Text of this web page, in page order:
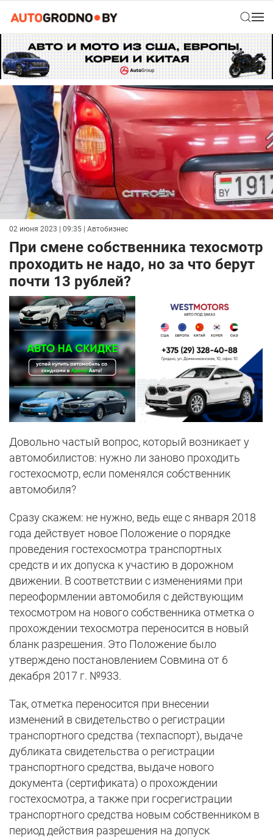
02 июня 2023 | 09:35 | Автобизнес
При смене собственника техосмотр
проходить не надо, но за что берут
почти 13 рублей?
Довольно частый вопрос, который возникает у
автомобилистов: нужно ли заново проходить
гостехосмотр, если поменялся собственник
автомобиля?
Сразу скажем: не нужно, ведь еще с января 2018
года действует новое Положение о порядке
проведения гостехосмотра транспортных
средств и их допуска к участию в дорожном
движении. В соответствии с изменениями при
переоформлении автомобиля с действующим
техосмотром на нового собственника отметка о
прохождении техосмотра переносится в новый
бланк разрешения. Это Положение было
утверждено постановлением Совмина от 6
декабря 2017 г. №933.
Так, отметка переносится при внесении
изменений в свидетельство о регистрации
транспортного средства (техпаспорт), выдаче
дубликата свидетельства о регистрации
транспортного средства, выдаче нового
документа (сертификата) о прохождении
гостехосмотра, а также при госрегистрации
транспортного средства новым собственником в
период действия разрешения на допуск